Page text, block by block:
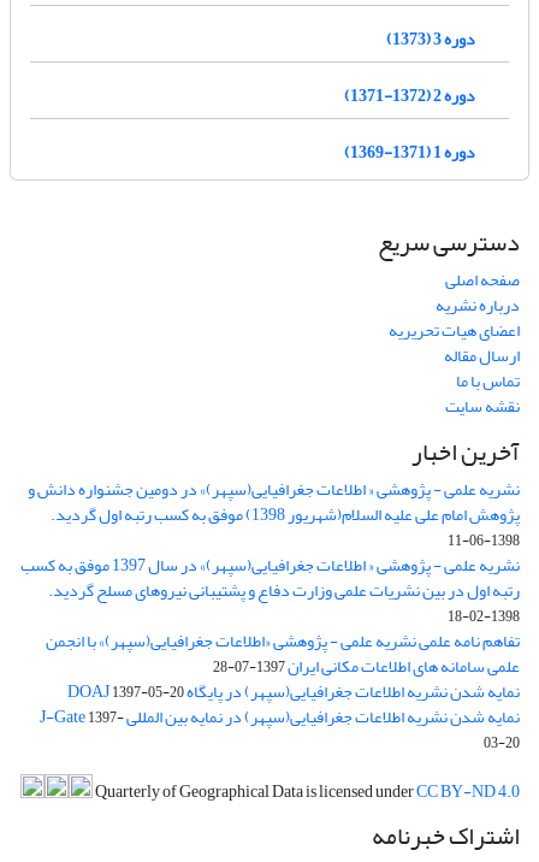
دوره 3 (1373)
دوره 2 (1372-1371)
دوره 1 (1371-1369)
دسترسی سریع
صفحه اصلی
درباره نشریه
اعضای هیات تحریریه
ارسال مقاله
تماس با ما
نقشه سایت
آخرین اخبار
نشریه علمی - پژوهشی « اطلاعات جغرافیایی(سپهر)» در دومین جشنواره دانش و
پژوهش امام علی علیه السلام(شهریور 1398) موفق به کسب رتبه اول گردید.
1398-06-11
نشریه علمی - پژوهشی « اطلاعات جغرافیایی(سپهر)» در سال 1397 موفق به کسب
رتبه اول در بین نشریات علمی وزارت دفاع و پشتیبانی نیروهای مسلح گردید.
1398-02-18
تفاهم نامه علمی نشریه علمی - پژوهشی «اطلاعات جغرافیایی(سپهر)» با انجمن
علمی سامانه های اطلاعات مکانی ایران1397-07-28
نمایه شدن نشریه اطلاعات جغرافیایی(سپهر) در پایگاه DOAJ1397-05-20
نمایه شدن نشریه اطلاعات جغرافیایی(سپهر) در نمایه بین المللی J-Gate1397-
03-20
Quarterly of Geographical Data is licensed underCC BY-ND 4.0
اشتراک خبرنامه